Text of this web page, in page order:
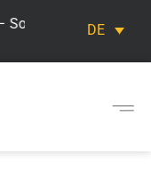
So. 16.08. DE